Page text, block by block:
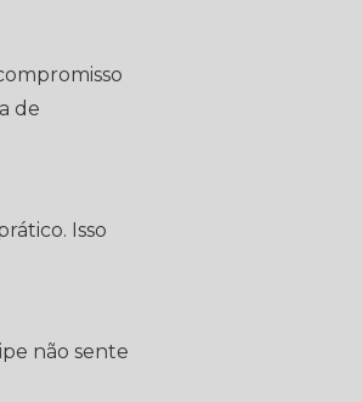
de
Isso
não sente